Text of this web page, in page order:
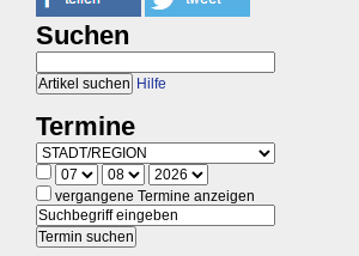
Suchen
Hilfe
Termine
vergangene Termine anzeigen